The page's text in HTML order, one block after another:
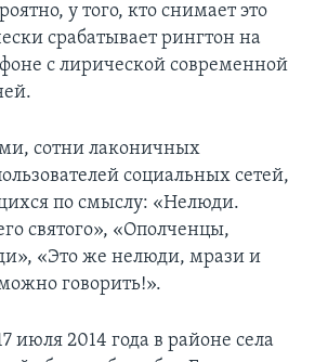
у того, кто снимает это
срабатывает рингтон на
с лирической современной
сотни лаконичных
социальных сетей,
по смыслу: «Нелюди.
святого», «Ополченцы,
«Это же нелюди, мрази и
говорить!».
июля 2014 года в районе села